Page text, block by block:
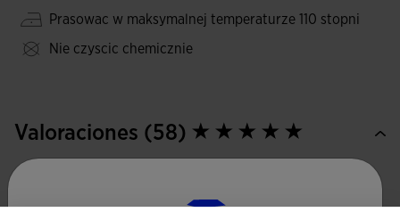
Prasowac w maksymalnej temperaturze 110 stopni
Nie czyscic chemicznie
Valoraciones (58)